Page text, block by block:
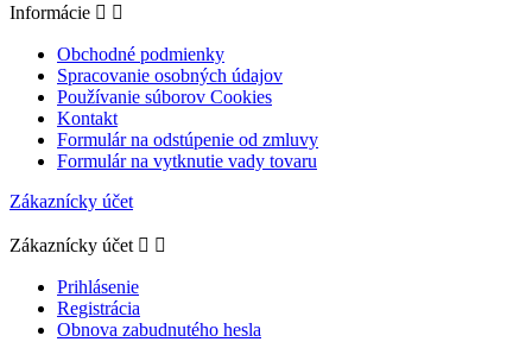
Informácie  
Obchodné podmienky
Spracovanie osobných údajov
Používanie súborov Cookies
Kontakt
Formulár na odstúpenie od zmluvy
Formulár na vytknutie vady tovaru
Zákaznícky účet
Zákaznícky účet  
Prihlásenie
Registrácia
Obnova zabudnutého hesla